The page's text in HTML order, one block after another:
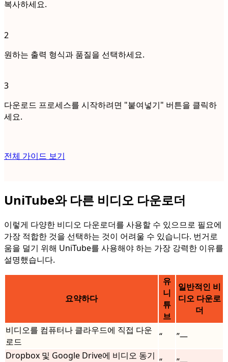
복사하세요.
2
원하는 출력 형식과 품질을 선택하세요.
3
다운로드 프로세스를 시작하려면 "붙여넣기" 버튼을 클릭하
세요.
전체 가이드 보기
UniTube와 다른 비디오 다운로더
이렇게 다양한 비디오 다운로더를 사용할 수 있으므로 필요에
가장 적합한 것을 선택하는 것이 어려울 수 있습니다. 번거로
움을 덜기 위해 UniTube를 사용해야 하는 가장 강력한 이유를
설명했습니다.
요약하다
유
니
튜
브
일반적인 비
디오 다운로
더
비디오를 컴퓨터나 클라우드에 직접 다운
로드
“
”—
Dropbox 및 Google Drive에 비디오 동기